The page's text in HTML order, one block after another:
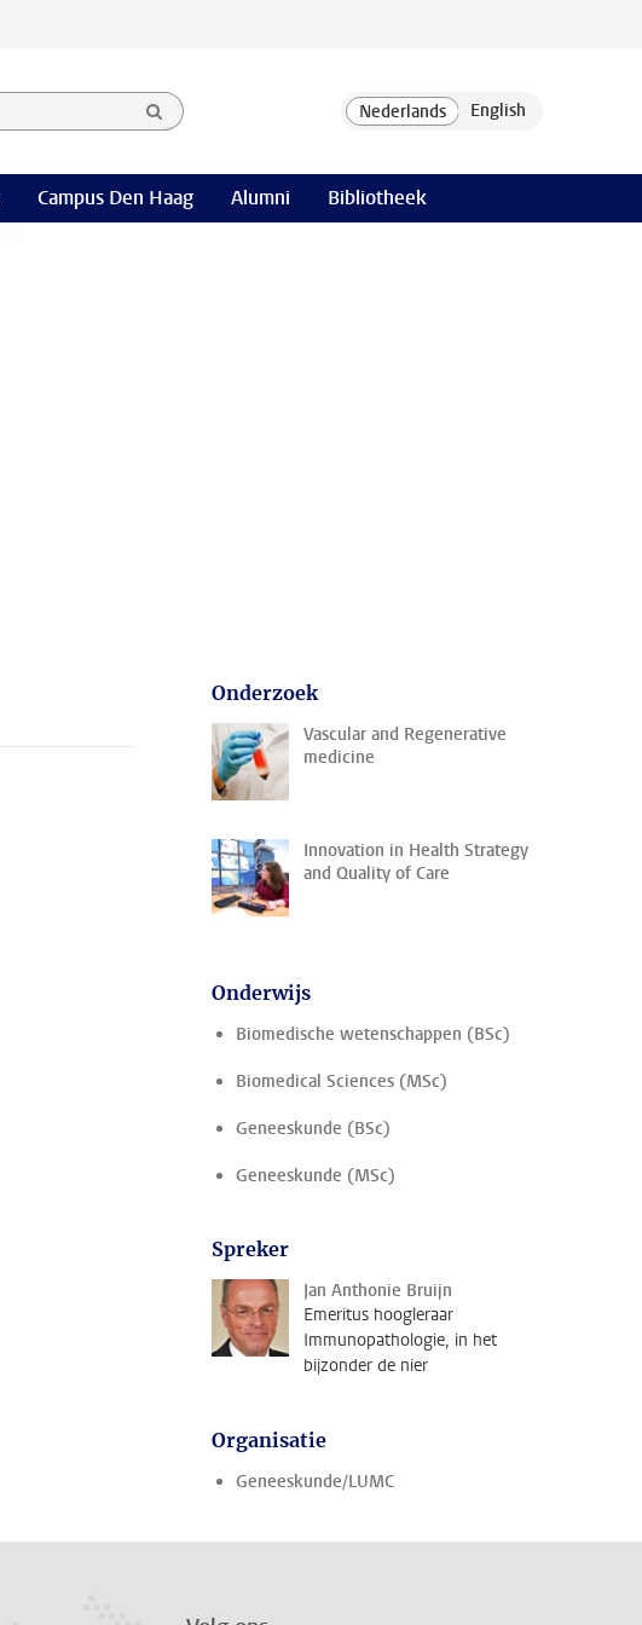
Campus Den Haag Alumni Bibliotheek
Onderzoek
Vascular and Regenerative
medicine
Innovation in Health Strategy
and Quality of Care
Onderwijs
Biomedische wetenschappen (BSc)
Biomedical Sciences (MSc)
Geneeskunde (BSc)
Geneeskunde (MSc)
Spreker
Jan Anthonie Bruijn
Emeritus hoogleraar
Immunopathologie, in het
bijzonder de nier
Organisatie
Geneeskunde/LUMC